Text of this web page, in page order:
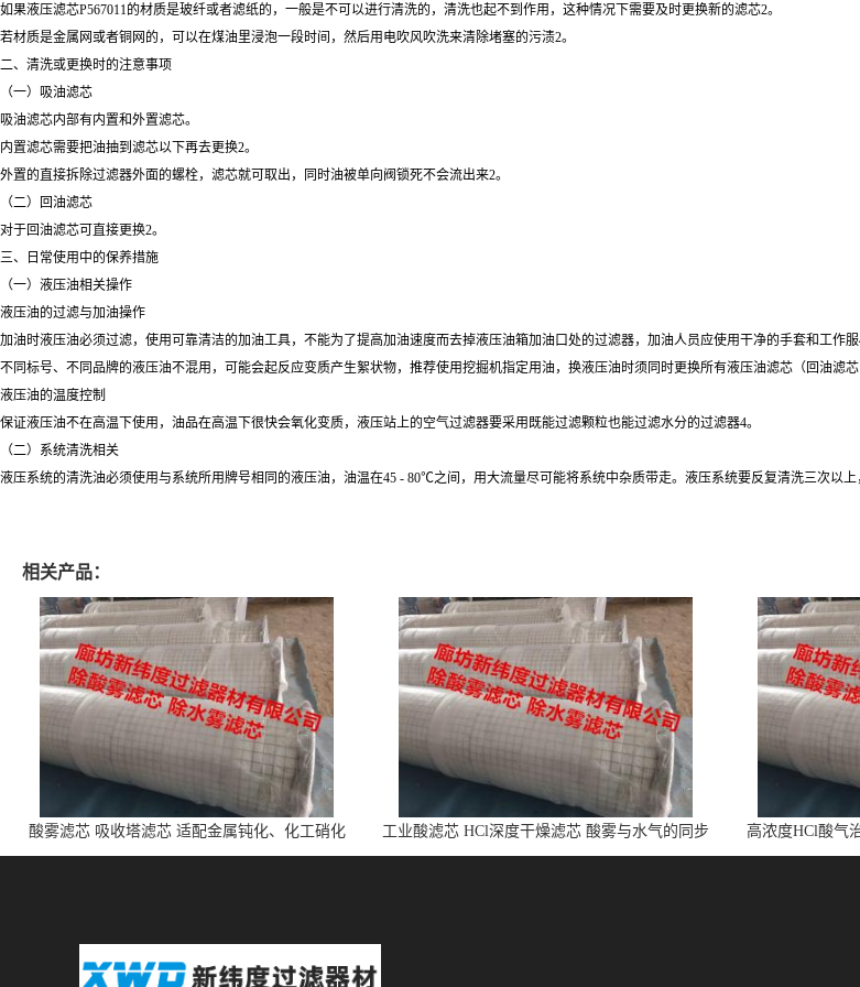
如果液压滤芯P567011的材质是玻纤或者滤纸的，一般是不可以进行清洗的，清洗也起不到作用，这种情况下需要及时更换新的滤芯2。
若材质是金属网或者铜网的，可以在煤油里浸泡一段时间，然后用电吹风吹洗来清除堵塞的污渍2。
二、清洗或更换时的注意事项
（一）吸油滤芯
吸油滤芯内部有内置和外置滤芯。
内置滤芯需要把油抽到滤芯以下再去更换2。
外置的直接拆除过滤器外面的螺栓，滤芯就可取出，同时油被单向阀锁死不会流出来2。
（二）回油滤芯
对于回油滤芯可直接更换2。
三、日常使用中的保养措施
（一）液压油相关操作
液压油的过滤与加油操作
加油时液压油必须过滤，使用可靠清洁的加油工具，不能为了提高加油速度而去掉液压油箱加油口处的过滤器，加油人员应使用干净的手套和工作服
不同标号、不同品牌的液压油不混用，可能会起反应变质产生絮状物，推荐使用挖掘机指定用油，换液压油时须同时更换所有液压油滤芯（回油滤
液压油的温度控制
保证液压油不在高温下使用，油品在高温下很快会氧化变质，液压站上的空气过滤器要采用既能过滤颗粒也能过滤水分的过滤器4。
（二）系统清洗相关
液压系统的清洗油必须使用与系统所用牌号相同的液压油，油温在45 - 80℃之间，用大流量尽可能将系统中杂质带走。液压系统要反复清洗三次以
相关产品：
酸雾滤芯 吸收塔滤芯 适配金属钝化、化工硝化
的酸雾
工业酸滤芯 HCl深度干燥滤芯 酸雾与水气的同步
净化
高浓度HCl酸气